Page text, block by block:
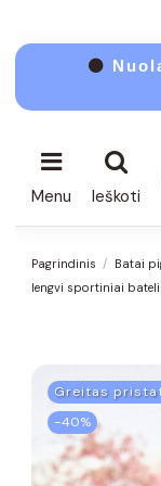
⚫
Menu Ieškoti
Pagrindinis Batai
lengvi sportiniai
Greitas
−40%